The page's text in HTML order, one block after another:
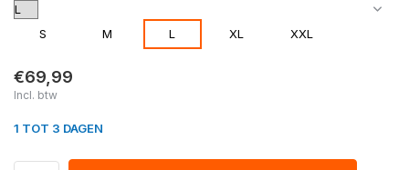
S M L XL XXL
€69,99
Incl. btw
1 TOT 3 DAGEN